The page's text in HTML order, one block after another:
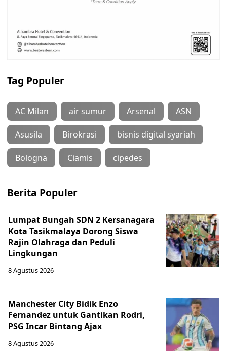
Tag Populer
AC Milan air sumur Arsenal ASN
Asusila Birokrasi bisnis digital syariah
Bologna Ciamis cipedes
Berita Populer
Lumpat Bungah SDN 2 Kersanagara
Kota Tasikmalaya Dorong Siswa
Rajin Olahraga dan Peduli
Lingkungan
8 Agustus 2026
Manchester City Bidik Enzo
Fernandez untuk Gantikan Rodri,
PSG Incar Bintang Ajax
8 Agustus 2026